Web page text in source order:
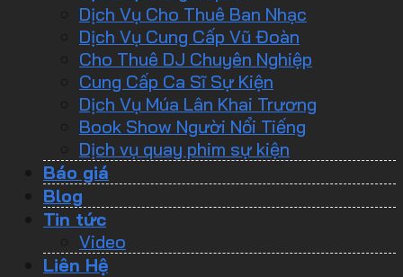
Dịch Vụ Cho Thuê Ban Nhạc
Dịch Vụ Cung Cấp Vũ Đoàn
Cho Thuê DJ Chuyên Nghiệp
Cung Cấp Ca Sĩ Sự Kiện
Dịch Vụ Múa Lân Khai Trương
Book Show Người Nổi Tiếng
Dịch vụ quay phim sự kiện
Báo giá
Blog
Tin tức
Video
Liên Hệ